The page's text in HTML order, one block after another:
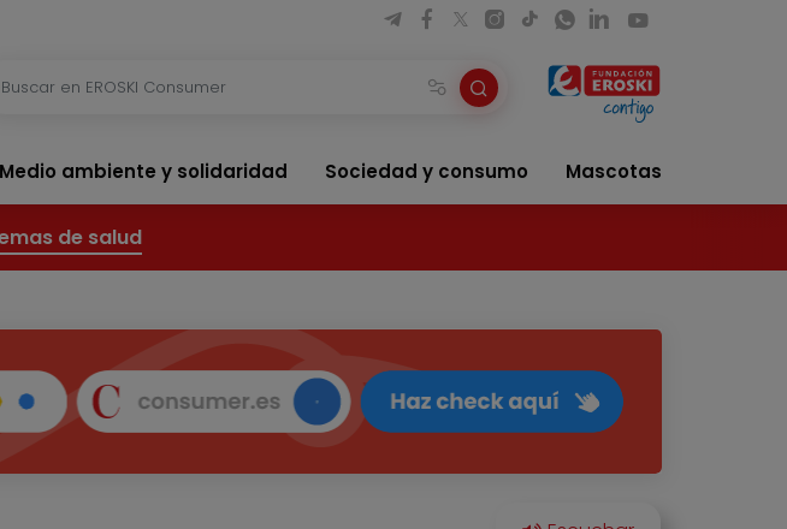
Medio ambiente y solidaridad Sociedad y consumo Mascotas
de salud